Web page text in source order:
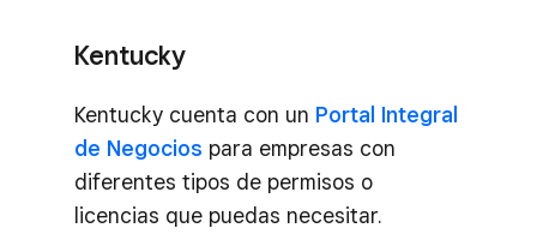
Kentucky
Kentucky cuenta con un Portal Integral
de Negocios para empresas con
diferentes tipos de permisos o
licencias que puedas necesitar.